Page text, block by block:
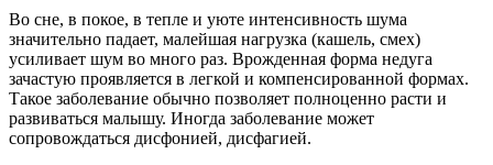
Во сне, в покое, в тепле и уюте интенсивность шума
значительно падает, малейшая нагрузка (кашель, смех)
усиливает шум во много раз. Врожденная форма недуга
зачастую проявляется в легкой и компенсированной формах.
Такое заболевание обычно позволяет полноценно расти и
развиваться малышу. Иногда заболевание может
сопровождаться дисфонией, дисфагией.